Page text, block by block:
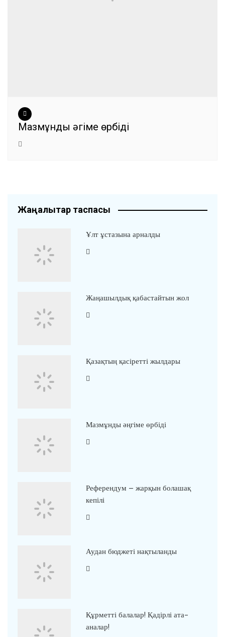
Мазмұнды әңгіме өрбіді
Жаңалықтар таспасы
Ұлт ұстазына арналды
Жаңашылдық қабастайтын жол
Қазақтың қасіретті жылдары
Мазмұнды әңгіме өрбіді
Референдум – жарқын болашақ
кепілі
Аудан бюджеті нақтыланды
Құрметті балалар! Қадірлі ата-
аналар!